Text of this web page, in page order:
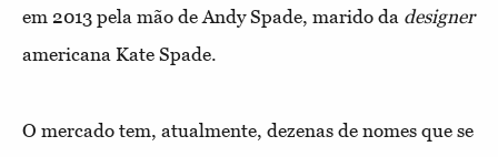
em 2013 pela mão de Andy Spade, marido da designer
americana Kate Spade.
O mercado tem, atualmente, dezenas de nomes que se